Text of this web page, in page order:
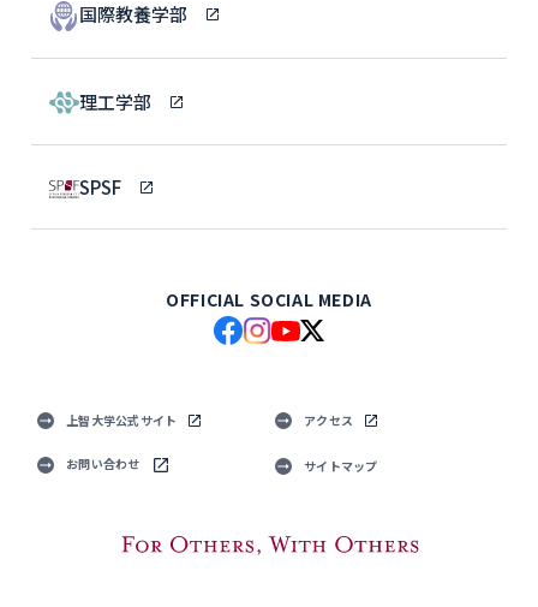
国際教養学部
理工学部
SPSF
OFFICIAL SOCIAL MEDIA
上智大学公式サイト アクセス
お問い合わせ サイトマップ